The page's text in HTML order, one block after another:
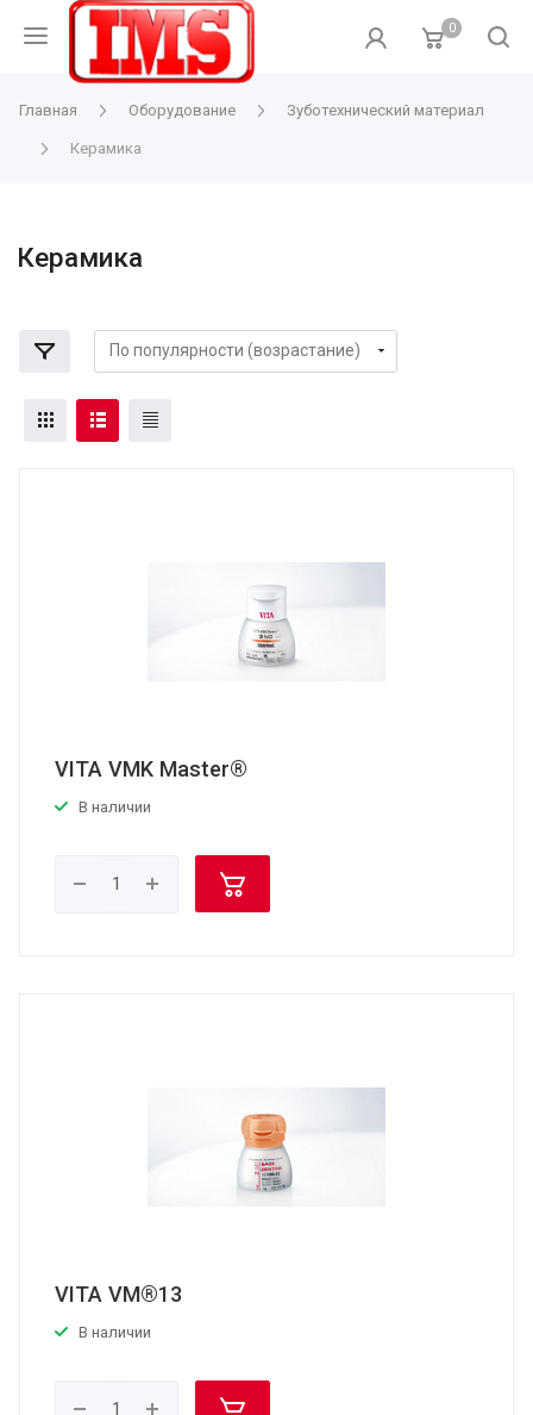
0
Главная Оборудование Зуботехнический материал
Керамика
Керамика
VITA VMK Master®
В наличии
VITA VM®13
В наличии